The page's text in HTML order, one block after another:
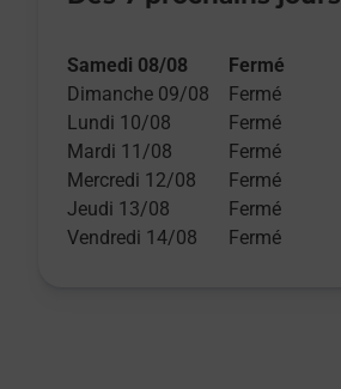
Samedi 08/08
Fermé
Dimanche 09/08
Fermé
Lundi 10/08
Fermé
Mardi 11/08
Fermé
Mercredi 12/08
Fermé
Jeudi 13/08
Fermé
Vendredi 14/08
Fermé